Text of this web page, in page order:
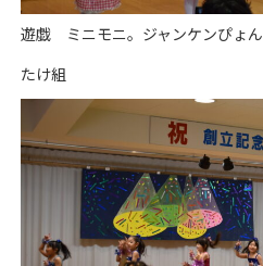
遊戯 ミニモニ。ジャンケンぴょん
たけ組